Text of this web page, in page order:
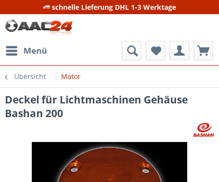
schnelle Lieferung DHL 1-3 Werktage
Menü
Übersicht Motor
Deckel für Lichtmaschinen Gehäuse
Bashan 200